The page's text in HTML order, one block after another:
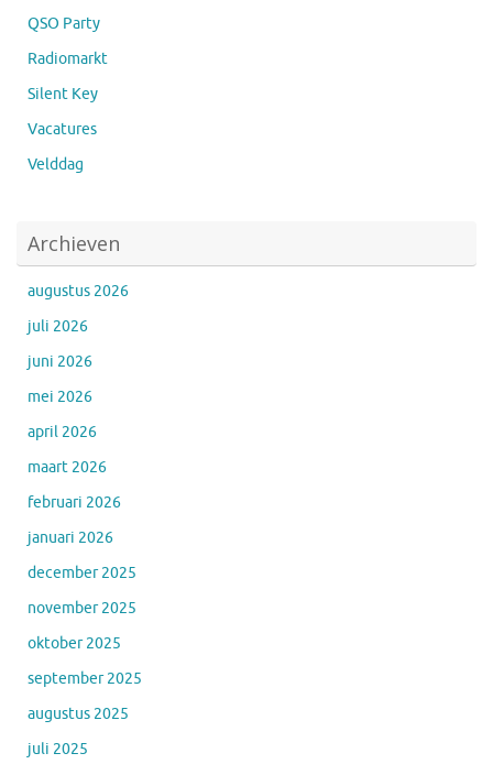
QSO Party
Radiomarkt
Silent Key
Vacatures
Velddag
Archieven
augustus 2026
juli 2026
juni 2026
mei 2026
april 2026
maart 2026
februari 2026
januari 2026
december 2025
november 2025
oktober 2025
september 2025
augustus 2025
juli 2025